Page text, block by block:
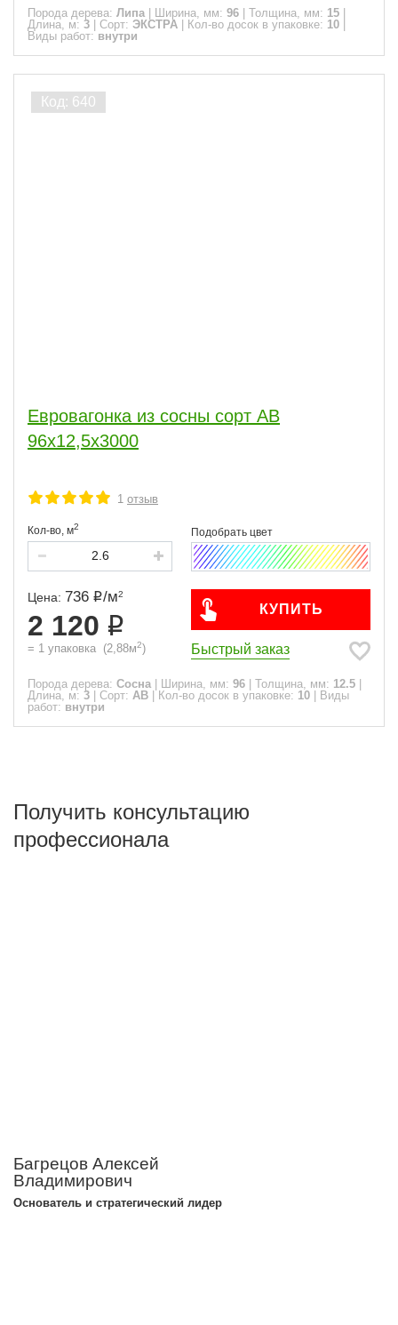
Порода дерева: Липа Ширина, мм: 96 Толщина, мм: 15
Длина, м: 3 Сорт: ЭКСТРА Кол-во досок в упаковке: 10
Виды работ: внутри
Евровагонка из сосны сорт АВ
96x12,5x3000
1 отзыв
Кол-во, м2
Цена: 736 /м2
2 120
= 1 упаковка (2,88м2)
КУПИТЬ
Быстрый заказ
Порода дерева: Сосна Ширина, мм: 96 Толщина, мм: 12.5
Длина, м: 3 Сорт: АВ Кол-во досок в упаковке: 10
Виды
работ: внутри
Получить консультацию
профессионала
Багрецов Алексей
Владимирович
Основатель и стратегический лидер